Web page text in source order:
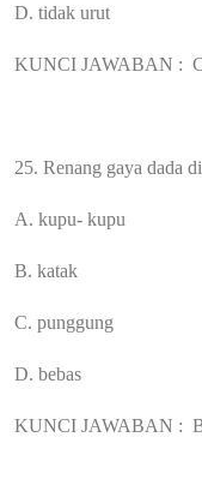
D. tidak urut
KUNCI JAWABAN :
25. Renang gaya dada
A. kupu- kupu
B. katak
C. punggung
D. bebas
KUNCI JAWABAN :